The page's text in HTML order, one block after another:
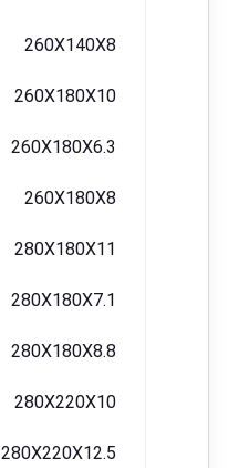
260X140X8
260X180X10
260X180X6.3
260X180X8
280X180X11
280X180X7.1
280X180X8.8
280X220X10
280X220X12.5